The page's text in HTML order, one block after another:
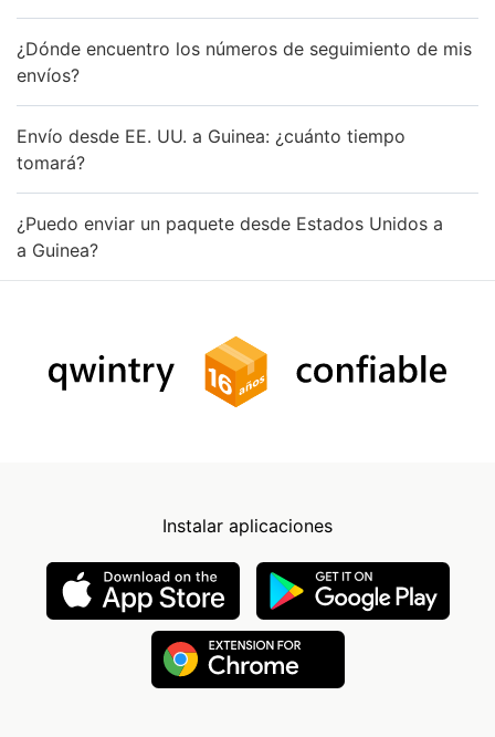
¿Dónde encuentro los números de seguimiento de mis
envíos?
Envío desde EE. UU. a Guinea: ¿cuánto tiempo
tomará?
¿Puedo enviar un paquete desde Estados Unidos a
a Guinea?
Instalar aplicaciones